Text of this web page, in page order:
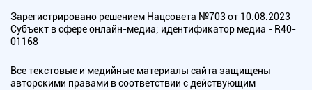
Зарегистрировано решением Нацсовета №703 от 10.08.2023
Субъект в сфере онлайн-медиа; идентификатор медиа - R40-
01168
Все текстовые и медийные материалы сайта защищены
авторскими правами в соответствии с действующим